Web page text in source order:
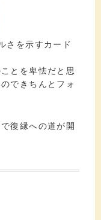
さを示すカード
とを卑怯だと思
できちんとフォ
復縁への道が開